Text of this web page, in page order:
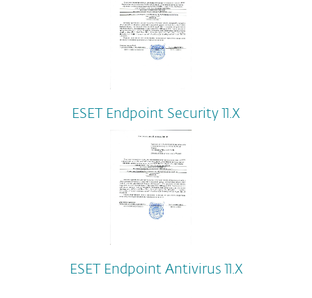
ESET Endpoint Security 11.Х
ESET Endpoint Antivirus 11.Х